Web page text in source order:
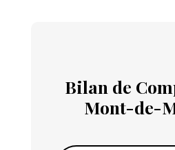
Bilan de
Mont-de-